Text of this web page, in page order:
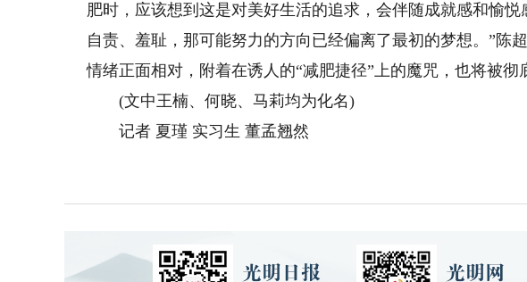
肥时，应该想到这是对美好生活的追求，会伴随成就感和愉悦
自责、羞耻，那可能努力的方向已经偏离了最初的梦想。”陈
情绪正面相对，附着在诱人的“减肥捷径”上的魔咒，也将被彻
(文中王楠、何晓、马莉均为化名)
记者 夏瑾 实习生 董孟翘然